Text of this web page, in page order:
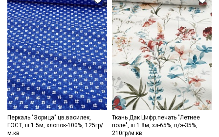
Перкаль "Зорица" цв.василек,
ГОСТ, ш.1.5м, хлопок-100%, 125гр/
м.кв
Ткань Дак Цифр.печать "Летнее
поле", ш.1.8м, хл-65%, п/э-35%,
210гр/м.кв